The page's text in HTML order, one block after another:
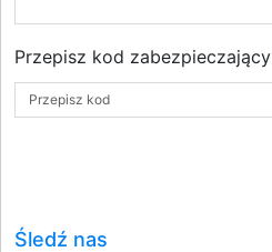
Przepisz kod zabezpieczający
Śledź nas